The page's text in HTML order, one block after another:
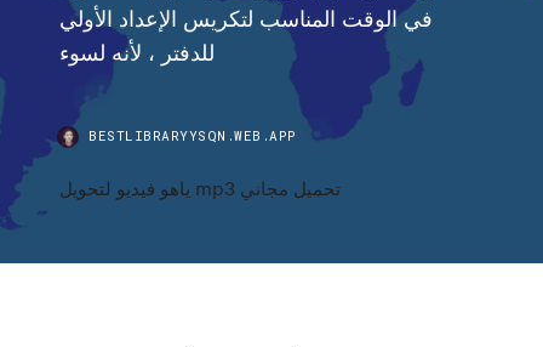
في الوقت المناسب لتكريس الإعداد الأولي
للدفتر ، لأنه لسوء
BESTLIBRARYYSQN.WEB.APP
ياهو فيديو لتحويل mp3 تحميل مجاني